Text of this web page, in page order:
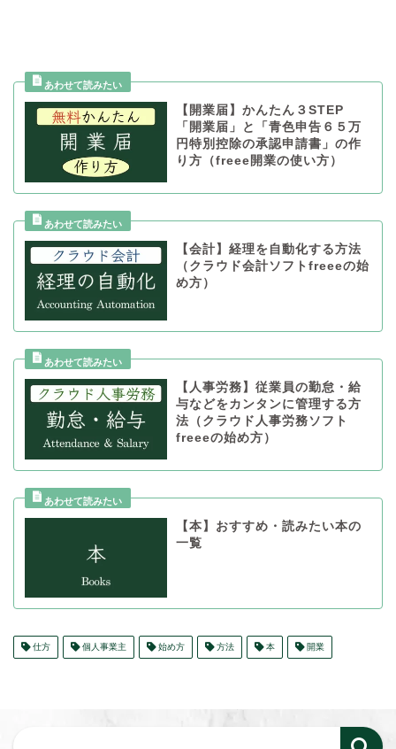
【開業届】かんたん３STEP
「開業届」と「青色申告６５万
円特別控除の承認申請書」の作
り方（freee開業の使い方）
【会計】経理を自動化する方法
（クラウド会計ソフトfreeeの始
め方）
【人事労務】従業員の勤怠・給
与などをカンタンに管理する方
法（クラウド人事労務ソフト
freeeの始め方）
【本】おすすめ・読みたい本の
一覧
仕方 個人事業主 始め方 方法 本 開業